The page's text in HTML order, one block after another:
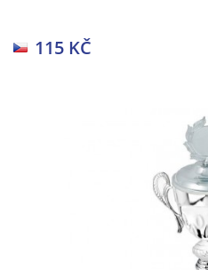
115 KČ